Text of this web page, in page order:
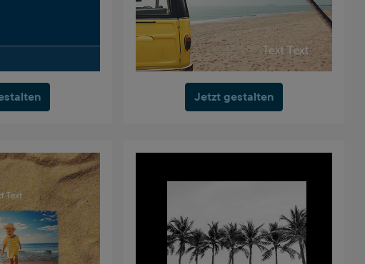
Jetzt gestalten